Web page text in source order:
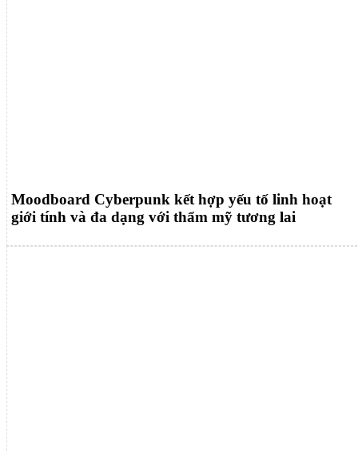
Moodboard Cyberpunk kết hợp yếu tố linh hoạt
giới tính và đa dạng với thẩm mỹ tương lai